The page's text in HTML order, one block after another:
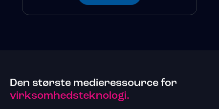
Den største medieressource for
virksomhedsteknologi.